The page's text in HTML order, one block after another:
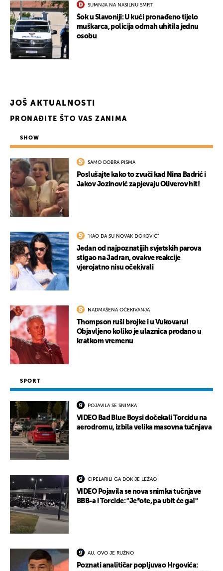
SUMNJA NA NASILNU SMRT
Šok u Slavoniji: U kući pronađeno tijelo
muškarca, policija odmah uhitila jednu
osobu
JOŠ AKTUALNOSTI
PRONAĐITE ŠTO VAS ZANIMA
SHOW
SAMO DOBRA PISMA
Poslušajte kako to zvuči kad Nina Badrić i
Jakov Jozinović zapjevaju Oliverov hit!
"KAO DA SU NOVAK ĐOKOVIĆ"
Jedan od najpoznatijih svjetskih parova
stigao na Jadran, ovakve reakcije
vjerojatno nisu očekivali
NADMAŠENA OČEKIVANJA
Thompson ruši brojke i u Vukovaru!
Objavljeno koliko je ulaznica prodano u
kratkom vremenu
SPORT
POJAVILA SE SNIMKA
VIDEO Bad Blue Boysi dočekali Torcidu na
aerodromu, izbila velika masovna tučnjava
CIPELARILI GA DOK JE LEŽAO
VIDEO Pojavila se nova snimka tučnjave
BBB-a i Torcide: "Je*ote, pa ubit će ga!"
AU, OVO JE RUŽNO
Poznati analitičar popljuvao Hrgovića: